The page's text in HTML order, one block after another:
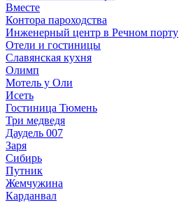
Вместе
Контора пароходства
Инженерный центр в Речном порту
Отели и гостиницы
Славянская кухня
Олимп
Мотель у Оли
Исеть
Гостиница Тюмень
Три медведя
Даудель 007
Заря
Сибирь
Путник
Жемчужина
Карданвал